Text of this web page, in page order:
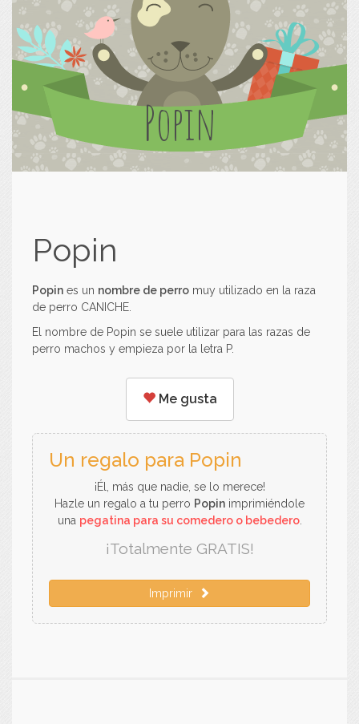
Popin
Popin
Popin es un nombre de perro muy utilizado en la raza
de perro CANICHE.
El nombre de Popin se suele utilizar para las razas de
perro machos y empieza por la letra P.
Me gusta
Un regalo para Popin
¡Él, más que nadie, se lo merece!
Hazle un regalo a tu perro Popin imprimiéndole
una pegatina para su comedero o bebedero.
¡Totalmente GRATIS!
Imprimir